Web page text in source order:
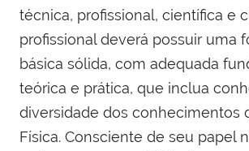
técnica, profissional, científica e
profissional deverá possuir uma
básica sólida, com adequada
teórica e prática, que inclua
diversidade dos conhecimentos
Física. Consciente de seu papel